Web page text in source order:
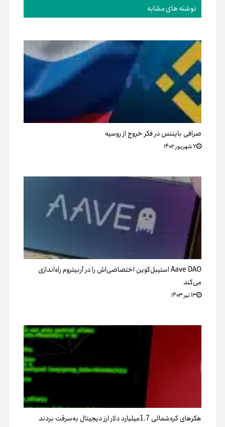
نوشته های مشابه
صرافی بایننس در فکر خروج از روسیه
۷ شهریور ۱۴۰۲
Aave DAO استیبل‌کوین اختصاصی‌اش را در آربیتروم راه‌اندازی
می‌کند
۱۳ تیر ۱۴۰۳
هکرهای کره‌شمالی 1.7میلیارد‌ دلار ارز دیجیتال به‌سرقت بردند